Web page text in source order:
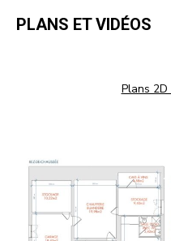
PLANS ET VIDÉOS
Plans